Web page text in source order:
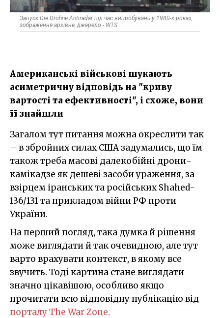
Запуск Die Drohne Antiradar під час випробувань у 1980-х роках,
зображення архівне, джерело - WTS
Американські військові шукають
асиметричну відповідь на "криву
вартості та ефективності", і схоже, вони
її знайшли
Загалом тут питання можна окреслити так
– в збройних силах США задумались, що їм
також треба масові далекобійні дрони-
камікадзе як дешеві засоби ураження, за
взірцем іранських та російських Shahed-
136/131 та прикладом війни РФ проти
України.
На перший погляд, така думка й рішення
може виглядати й так очевидною, але тут
варто врахувати контекст, в якому все
звучить. Тоді картина стане виглядати
значно цікавішою, особливо якщо
прочитати всю відповідну публікацію від
порталу The War Zone.